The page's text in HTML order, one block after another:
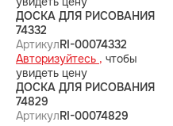
ДОСКА ДЛЯ РИСОВАНИЯ
74332
АртикулRI-00074332
Авторизуйтесь , чтобы
увидеть цену
ДОСКА ДЛЯ РИСОВАНИЯ
74829
АртикулRI-00074829